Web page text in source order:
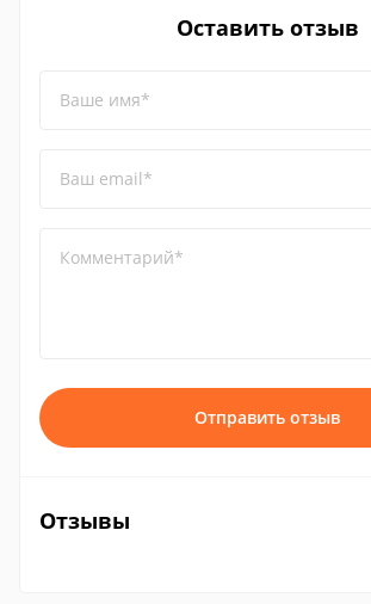
Оставить отзыв
Ваше имя*
Ваш email*
Комментарий*
Отправить отзыв
Отзывы